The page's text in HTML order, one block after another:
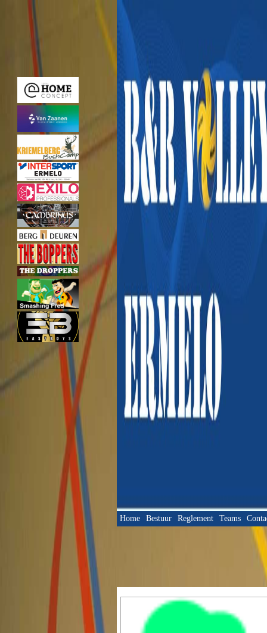
Home Bestuur Reglement Teams